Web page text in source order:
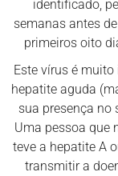
identificado,
semanas antes
primeiros oito
Este vírus é
hepatite aguda
sua presença no
Uma pessoa que
teve a hepatite A
transmitir a